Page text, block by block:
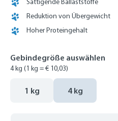
Sättigende Ballaststoffe
Reduktion von Übergewicht
Hoher Proteingehalt
Gebindegröße auswählen
4 kg (1 kg = € 10,03)
1 kg 4 kg